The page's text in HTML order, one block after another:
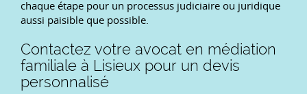
chaque étape pour un processus judiciaire ou juridique
aussi paisible que possible.
Contactez votre avocat en médiation
familiale à Lisieux pour un devis
personnalisé